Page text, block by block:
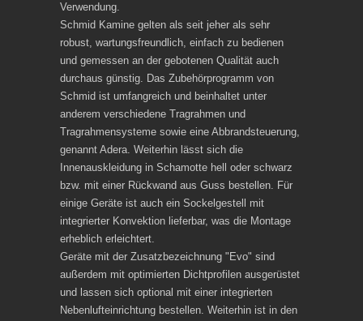
Verwendung.
Schmid Kamine gelten als seit jeher als sehr
robust, wartungsfreundlich, einfach zu bedienen
und gemessen an der gebotenen Qualität auch
durchaus günstig. Das Zubehörprogramm von
Schmid ist umfangreich und beinhaltet unter
anderem verschiedene Tragrahmen und
Tragrahmensysteme sowie eine Abbrandsteuerung,
genannt Adera. Weiterhin lässt sich die
Innenauskleidung in Schamotte hell oder schwarz
bzw. mit einer Rückwand aus Guss bestellen. Für
einige Geräte ist auch ein Sockelgestell mit
integrierter Konvektion lieferbar, was die Montage
erheblich erleichtert.
Geräte mit der Zusatzbezeichnung "Evo" sind
außerdem mit optimierten Dichtprofilen ausgerüstet
und lassen sich optional mit einer integrierten
Nebenlufteinrichtung bestellen. Weiterhin ist in den